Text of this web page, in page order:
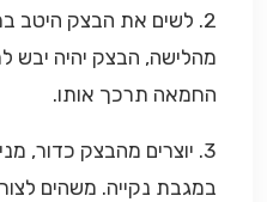
מהלישה, הבצק יהיה יבש
החמאה תרכך אותו.
3. יוצרים מהבצק כדור,
במגבת נקייה. משהים